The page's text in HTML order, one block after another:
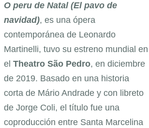
O peru de Natal (El pavo de
navidad), es una ópera
contemporánea de Leonardo
Martinelli, tuvo su estreno mundial en
el Theatro São Pedro, en diciembre
de 2019. Basado en una historia
corta de Mário Andrade y con libreto
de Jorge Coli, el título fue una
coproducción entre Santa Marcelina